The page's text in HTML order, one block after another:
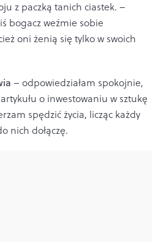
z paczką tanich ciastek. –
bogacz weźmie sobie
oni żenią się tylko w swoich
– odpowiedziałam spokojnie,
o inwestowaniu w sztukę
spędzić życia, licząc każdy
nich dołączę.